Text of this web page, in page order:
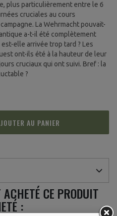
plus particulièrement entre le 6
cruciales au cours
La Wehrmacht pouvait-
a-t-il été complètement
elle arrivée trop tard ? Les
ont-ils été à la hauteur de leur
cruciaux qui ont suivi. Bref : la
?
AU PANIER
CE PRODUIT
: